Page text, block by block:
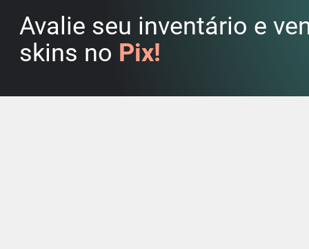
Avalie seu inventário e
skins no Pix!